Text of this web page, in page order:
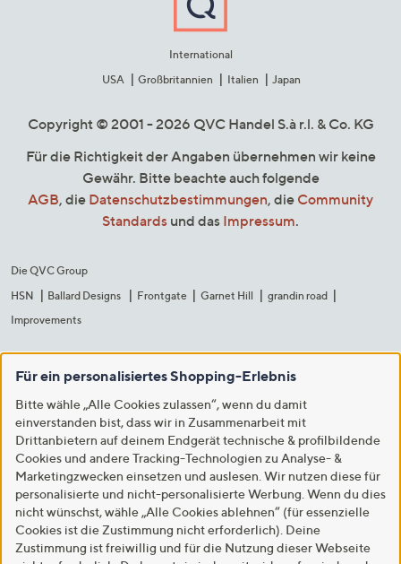
International
USA
Großbritannien Italien Japan
Copyright © 2001 - 2026 QVC Handel S.à r.l. & Co. KG
Für die Richtigkeit der Angaben übernehmen wir keine
Gewähr. Bitte beachte auch folgende
AGB, die Datenschutzbestimmungen, die Community
Standards und das Impressum.
Die QVC Group
HSN
Ballard Designs Frontgate Garnet Hill
grandin road
Improvements
Für ein personalisiertes Shopping-Erlebnis
Bitte wähle „Alle Cookies zulassen“, wenn du damit
einverstanden bist, dass wir in Zusammenarbeit mit
Drittanbietern auf deinem Endgerät technische & profilbildende
Cookies und andere Tracking-Technologien zu Analyse- &
Marketingzwecken einsetzen und auslesen. Wir nutzen diese für
personalisierte und nicht-personalisierte Werbung. Wenn du dies
nicht wünschst, wähle „Alle Cookies ablehnen“ (für essenzielle
Cookies ist die Zustimmung nicht erforderlich). Deine
Zustimmung ist freiwillig und für die Nutzung dieser Webseite